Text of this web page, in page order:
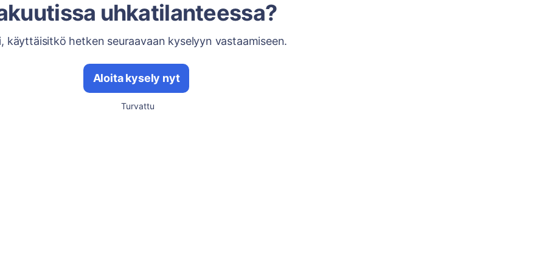
uhkatilanteessa?
käyttäisitkö hetken seuraavaan kyselyyn vastaamiseen.
Aloita kysely nyt
Turvattu